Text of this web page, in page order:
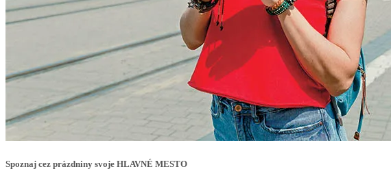
Spoznaj cez prázdniny svoje HLAVNÉ MESTO